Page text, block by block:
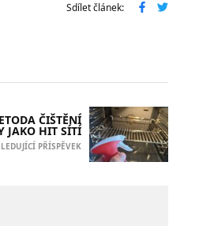
Sdílet článek:
ČIŠTĚNÍ
JAKO HIT SÍTÍ
PŘÍSPĚVEK